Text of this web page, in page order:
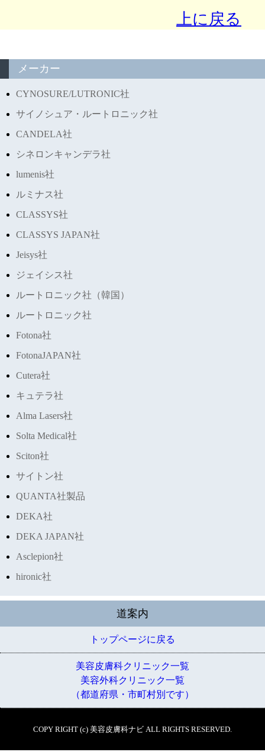
上に戻る
メーカー
CYNOSURE/LUTRONIC社
サイノシュア・ルートロニック社
CANDELA社
シネロンキャンデラ社
lumenis社
ルミナス社
CLASSYS社
CLASSYS JAPAN社
Jeisys社
ジェイシス社
ルートロニック社（韓国）
ルートロニック社
Fotona社
FotonaJAPAN社
Cutera社
キュテラ社
Alma Lasers社
Solta Medical社
Sciton社
サイトン社
QUANTA社製品
DEKA社
DEKA JAPAN社
Asclepion社
hironic社
道案内
トップページに戻る
美容皮膚科クリニック一覧
美容外科クリニック一覧
（都道府県・市町村別です）
COPY RIGHT (c) 美容皮膚科ナビ ALL RIGHTS RESERVED.